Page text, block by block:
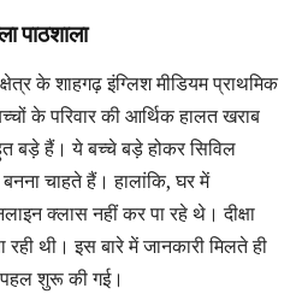
पाठशाला
के शाहगढ़ इंग्लिश मीडियम प्राथमिक
के परिवार की आर्थिक हालत खराब
बड़े हैं। ये बच्चे बड़े होकर सिविल
बनना चाहते हैं। हालांकि, घर में
क्लास नहीं कर पा रहे थे। दीक्षा
रही थी। इस बारे में जानकारी मिलते ही
पहल शुरू की गई।